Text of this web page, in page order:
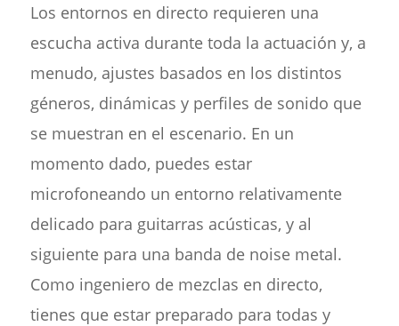
Los entornos en directo requieren una
escucha activa durante toda la actuación y, a
menudo, ajustes basados en los distintos
géneros, dinámicas y perfiles de sonido que
se muestran en el escenario. En un
momento dado, puedes estar
microfoneando un entorno relativamente
delicado para guitarras acústicas, y al
siguiente para una banda de noise metal.
Como ingeniero de mezclas en directo,
tienes que estar preparado para todas y